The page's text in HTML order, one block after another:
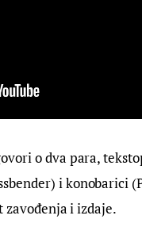
o dva para,
i
i izdaje.